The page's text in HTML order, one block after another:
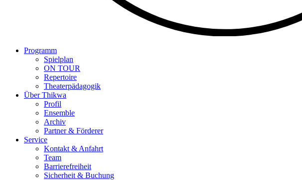
Programm
Spielplan
ON TOUR
Repertoire
Theaterpädagogik
Über Thikwa
Profil
Ensemble
Archiv
Partner & Förderer
Service
Kontakt & Anfahrt
Team
Barrierefreiheit
Sicherheit & Buchung